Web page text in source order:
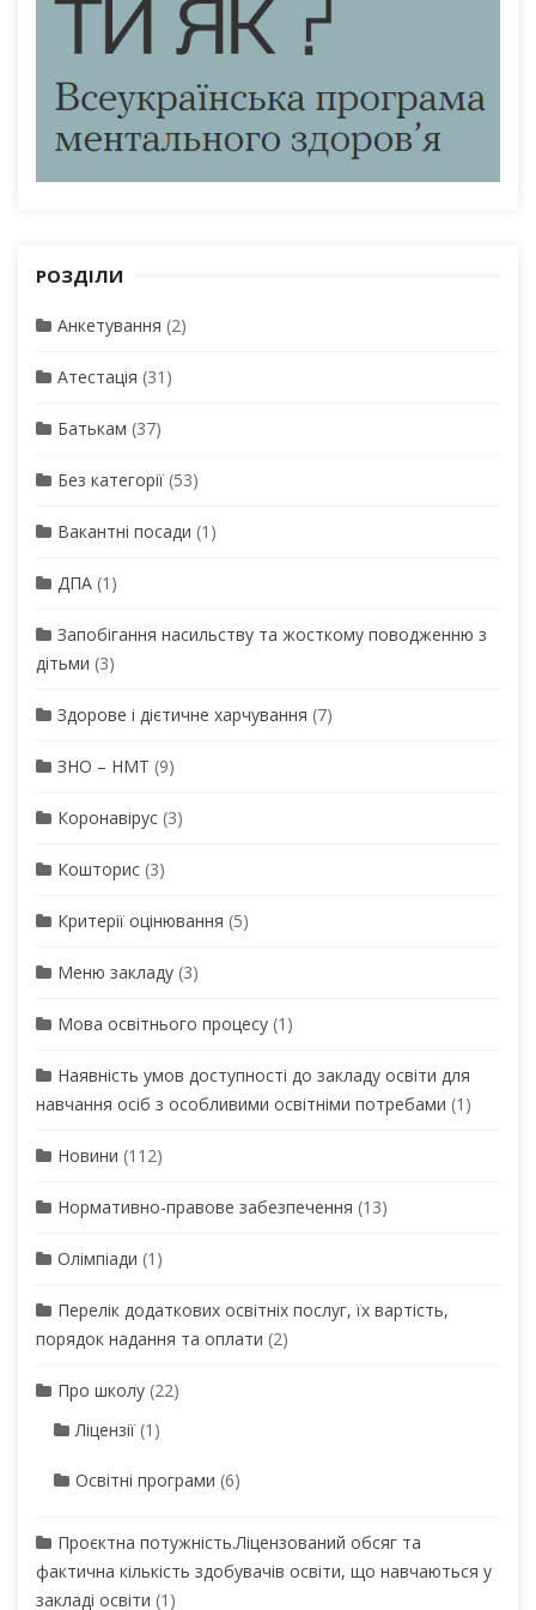
РОЗДІЛИ
Анкетування (2)
Атестація (31)
Батькам (37)
Без категорії (53)
Вакантні посади (1)
ДПА (1)
Запобігання насильству та жосткому поводженню з
дітьми (3)
Здорове і дієтичне харчування (7)
ЗНО – НМТ (9)
Коронавірус (3)
Кошторис (3)
Критерії оцінювання (5)
Меню закладу (3)
Мова освітнього процесу (1)
Наявність умов доступності до закладу освіти для
навчання осіб з особливими освітніми потребами (1)
Новини (112)
Нормативно-правове забезпечення (13)
Олімпіади (1)
Перелік додаткових освітніх послуг, їх вартість,
порядок надання та оплати (2)
Про школу (22)
Ліцензії (1)
Освітні програми (6)
Проєктна потужність.Ліцензований обсяг та
фактична кількість здобувачів освіти, що навчаються у
закладі освіти (1)